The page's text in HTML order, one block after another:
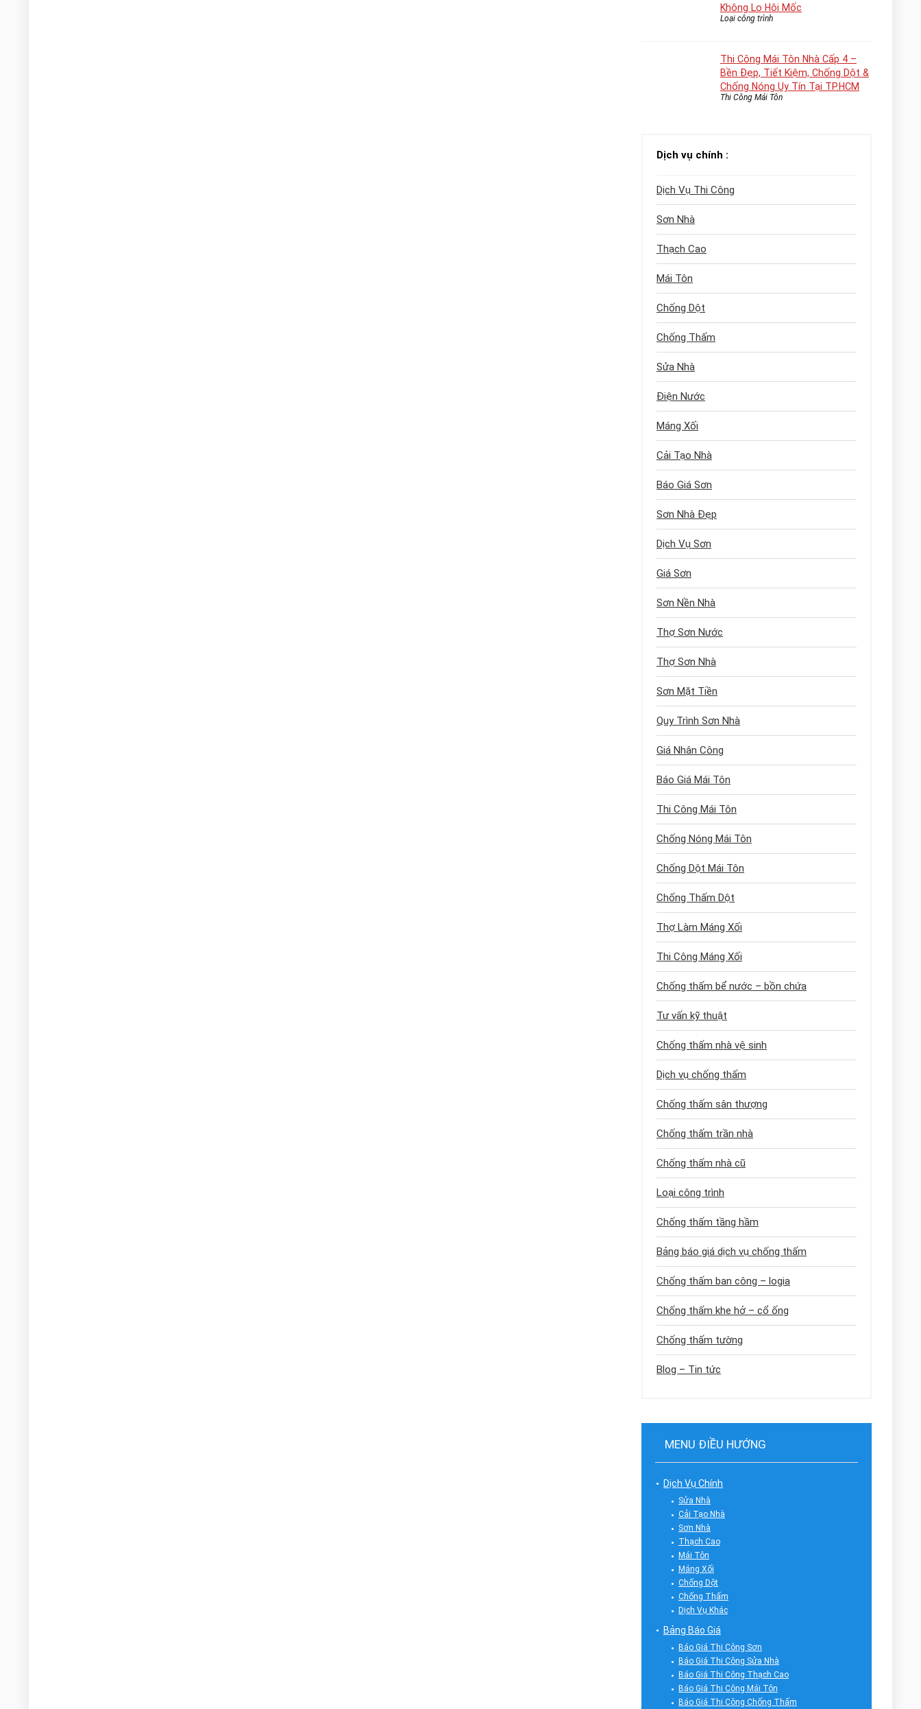
Không Lo Hôi Mốc
Loại công trình
Thi Công Mái Tôn Nhà Cấp 4 –
Bền Đẹp, Tiết Kiệm, Chống Dột &
Chống Nóng Uy Tín Tại TP.HCM
Thi Công Mái Tôn
Dịch vụ chính :
Dịch Vụ Thi Công
Sơn Nhà
Thạch Cao
Mái Tôn
Chống Dột
Chống Thấm
Sửa Nhà
Điện Nước
Máng Xối
Cải Tạo Nhà
Báo Giá Sơn
Sơn Nhà Đẹp
Dịch Vụ Sơn
Giá Sơn
Sơn Nền Nhà
Thợ Sơn Nước
Thợ Sơn Nhà
Sơn Mặt Tiền
Quy Trình Sơn Nhà
Giá Nhân Công
Báo Giá Mái Tôn
Thi Công Mái Tôn
Chống Nóng Mái Tôn
Chống Dột Mái Tôn
Chống Thấm Dột
Thợ Làm Máng Xối
Thi Công Máng Xối
Chống thấm bể nước – bồn chứa
Tư vấn kỹ thuật
Chống thấm nhà vệ sinh
Dịch vụ chống thấm
Chống thấm sân thượng
Chống thấm trần nhà
Chống thấm nhà cũ
Loại công trình
Chống thấm tầng hầm
Bảng báo giá dịch vụ chống thấm
Chống thấm ban công – logia
Chống thấm khe hở – cổ ống
Chống thấm tường
Blog – Tin tức
MENU ĐIỀU HƯỚNG
Dịch Vụ Chính
Sửa Nhà
Cải Tạo Nhà
Sơn Nhà
Thạch Cao
Mái Tôn
Máng Xối
Chống Dột
Chống Thấm
Dịch Vụ Khác
Bảng Báo Giá
Báo Giá Thi Công Sơn
Báo Giá Thi Công Sửa Nhà
Báo Giá Thi Công Thạch Cao
Báo Giá Thi Công Mái Tôn
Báo Giá Thi Công Chống Thấm